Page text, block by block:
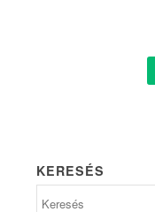
KERESÉS